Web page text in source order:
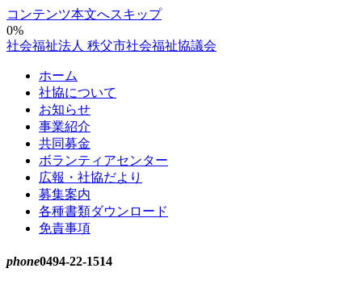
コンテンツ本文へスキップ
0%
社会福祉法人 秩父市社会福祉協議会
ホーム
社協について
お知らせ
事業紹介
共同募金
ボランティアセンター
広報・社協だより
募集案内
各種書類ダウンロード
免責事項
phone0494-22-1514